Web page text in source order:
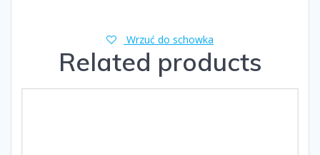
Wrzuć do schowka
Related products